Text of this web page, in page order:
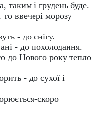
таким і грудень буде.
ввечері морозу
- до снігу.
- до похолодання.
до Нового року тепло
- до сухої і
скоро